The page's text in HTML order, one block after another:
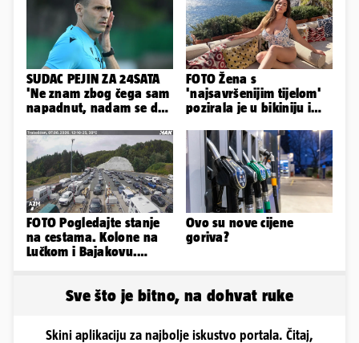
SUDAC PEJIN ZA 24SATA
'Ne znam zbog čega sam
napadnut, nadam se da
FOTO Žena s
'najsavršenijim tijelom'
pozirala je u bikiniju i
obline...
FOTO Pogledajte stanje
na cestama. Kolone na
Lučkom i Bajakovu.
Ovo su nove cijene
goriva?
Sve što je bitno, na dohvat ruke
Skini aplikaciju za najbolje iskustvo portala. Čitaj,